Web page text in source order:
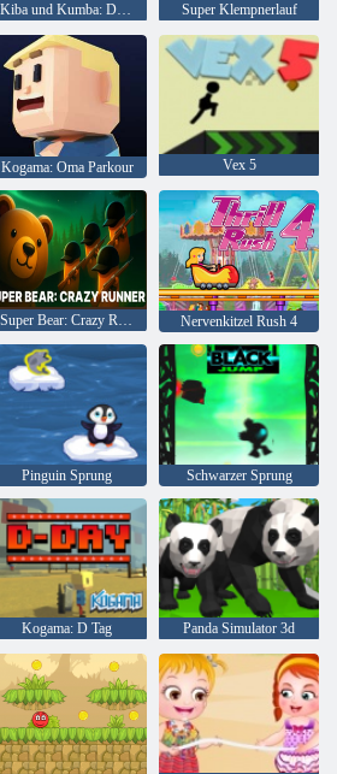
Kiba und Kumba: Dschungellauf Super Klempnerlauf
Kogama: Oma Parkour Vex 5
Super Bear: Crazy Runner Nervenkitzel Rush 4
Pinguin Sprung Schwarzer Sprung
Kogama: D Tag Panda Simulator 3d